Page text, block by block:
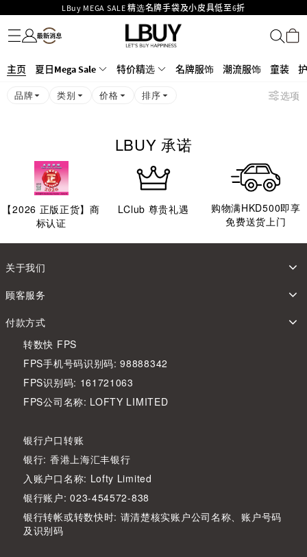
LBuy MEGA SALE 精选名牌手袋及小皮具低至6折
Goyard Hobo / Hobo Mini人气限量特别版限时原价低至75折!
LBuy呈献 - Hermès 及 Chanel 手袋及首饰低至6折，立即入手!
426号铺！
MOKO 1楼175号铺旗舰店特设名牌Hermès、CHANEL及LV专区！
购物满HKD500即享免运费！
名牌服饰
潮流服饰
童装
护肤美妆
香水香薰
个人护理
母婴护理
游戏及精品玩具
文仪用品
家居生活
电子产品
美食
医药保健
运动与户外用品
主页 夏日Mega Sale 特价精选 名牌服饰 潮流服饰 童装
品牌 类别 价格 排序 选项
LBUY 承诺
【2026 正版正货】商
标认证
LClub 尊贵礼遇
购物满HKD500即享
免费送货上门
关于我们
顾客服务
付款方式
转数快 FPS
FPS手机号码识别码: 98888342
FPS识别码: 161721063
FPS公司名称: LOFTY LIMITED
银行户口转账
银行: 香港上海汇丰银行
入账户口名称: Lofty Limited
银行账户: 023-454572-838
银行转帐或转数快时: 请清楚核实账户公司名称、账户号码
及识别码